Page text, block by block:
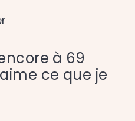
à 69
ce que je